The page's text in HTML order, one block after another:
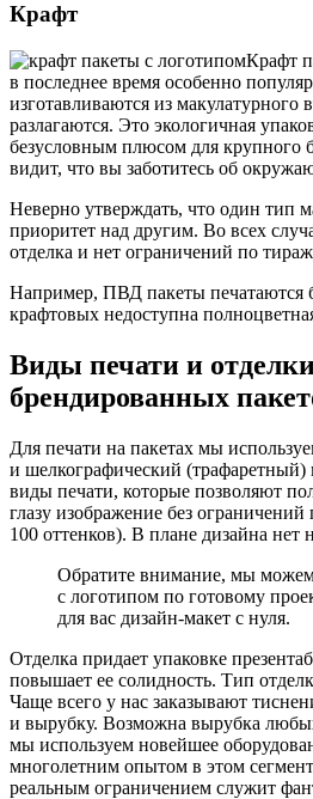
Крафт
Крафт
в последнее время особенно
изготавливаются из макулатурного
разлагаются. Это экологичная
безусловным плюсом для крупного
видит, что вы заботитесь об
Неверно утверждать, что один тип
приоритет над другим. Во всех
отделка и нет ограничений по
Например, ПВД пакеты печатаются
крафтовых недоступна
Виды печати и
брендированных
Для печати на пакетах мы
и шелкографический
виды печати, которые позволяют
глазу изображение без ограничений
100 оттенков). В плане дизайна нет
Обратите внимание, мы можем
с логотипом по готовому
для вас дизайн-макет с нуля.
Отделка придает упаковке
повышает ее солидность. Тип
Чаще всего у нас заказывают
и вырубку. Возможна вырубка
мы используем новейшее
многолетним опытом в этом
реальным ограничением служит